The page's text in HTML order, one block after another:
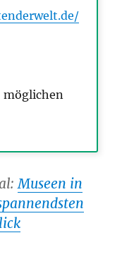
möglichen
Museen in